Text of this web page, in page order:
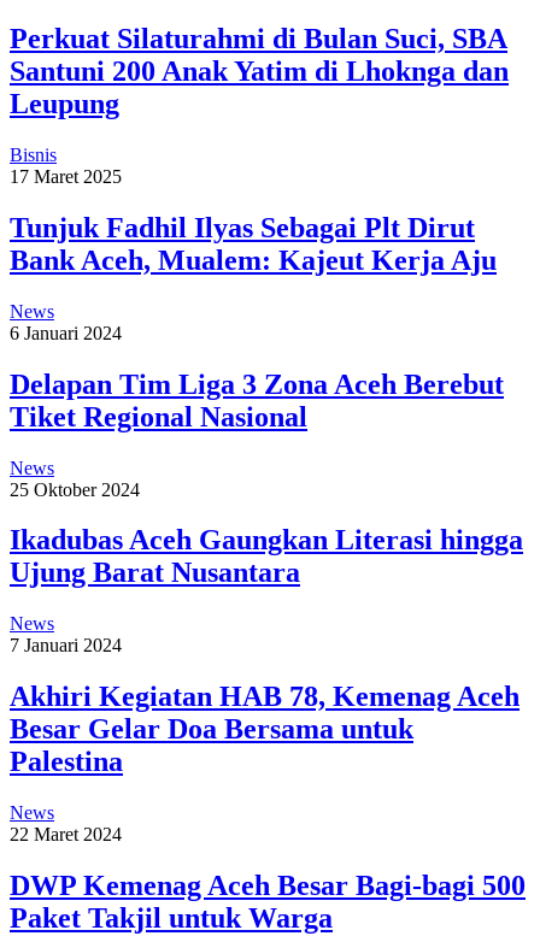
Perkuat Silaturahmi di Bulan Suci, SBA
Santuni 200 Anak Yatim di Lhoknga dan
Leupung
Bisnis
17 Maret 2025
Tunjuk Fadhil Ilyas Sebagai Plt Dirut
Bank Aceh, Mualem: Kajeut Kerja Aju
News
6 Januari 2024
Delapan Tim Liga 3 Zona Aceh Berebut
Tiket Regional Nasional
News
25 Oktober 2024
Ikadubas Aceh Gaungkan Literasi hingga
Ujung Barat Nusantara
News
7 Januari 2024
Akhiri Kegiatan HAB 78, Kemenag Aceh
Besar Gelar Doa Bersama untuk
Palestina
News
22 Maret 2024
DWP Kemenag Aceh Besar Bagi-bagi 500
Paket Takjil untuk Warga